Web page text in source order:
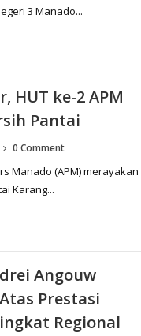
3 Manado...
HUT ke-2 APM
Pantai
0 Comment
Manado (APM) merayakan
Karang...
Angouw
Prestasi
Regional